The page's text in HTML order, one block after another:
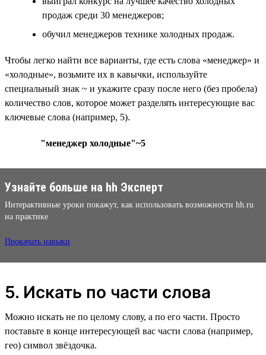
продаж среди 30 менеджеров;
обучил менеджеров технике холодных продаж.
Чтобы легко найти все варианты, где есть слова «менеджер» и
«холодные», возьмите их в кавычки, используйте
специальный знак ~ и укажите сразу после него (без пробела)
количество слов, которое может разделять интересующие вас
ключевые слова (например, 5).
"менеджер холодные"~5
Узнайте больше на hh Эксперт
Интерактивные уроки покажут, как использовать возможности hh.ru
на практике
Прокачать навыки
5. Искать по части слова
Можно искать не по целому слову, а по его части. Просто
поставьте в конце интересующей вас части слова (например,
гео) символ звёздочка.